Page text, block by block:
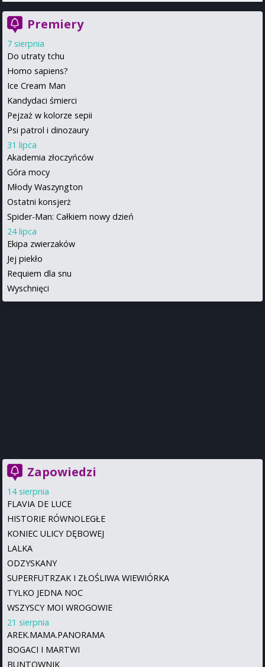
Premiery
7 sierpnia
Do utraty tchu
Homo sapiens?
Ice Cream Man
Kandydaci śmierci
Pejzaż w kolorze sepii
Psi patrol i dinozaury
31 lipca
Akademia złoczyńców
Góra mocy
Młody Waszyngton
Ostatni konsjerż
Spider-Man: Całkiem nowy dzień
24 lipca
Ekipa zwierzaków
Jej piekło
Requiem dla snu
Wyschnięci
Zapowiedzi
14 sierpnia
FLAVIA DE LUCE
HISTORIE RÓWNOLEGŁE
KONIEC ULICY DĘBOWEJ
LALKA
ODZYSKANY
SUPERFUTRZAK I ZŁOŚLIWA WIEWIÓRKA
TYLKO JEDNA NOC
WSZYSCY MOI WROGOWIE
21 sierpnia
AREK.MAMA.PANORAMA
BOGACI I MARTWI
BUNTOWNIK